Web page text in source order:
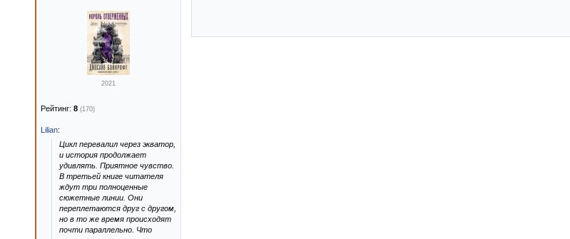
2021
Рейтинг: 8 (170)
Lilian:
Цикл перевалил через экватор,
и история продолжает
удивлять. Приятное чувство.
В третьей книге читателя
ждут три полноценные
сюжетные линии. Они
переплетаются друг с другом,
но в то же время происходят
почти параллельно. Что